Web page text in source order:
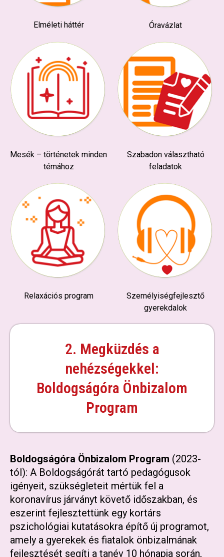
Elméleti háttér Óravázlat
Mesék – történetek minden
témához
Szabadon választható
feladatok
Relaxációs program
Személyiségfejlesztő
gyerekdalok
2. Megküzdés a
nehézségekkel:
Boldogságóra Önbizalom
Program
Boldogságóra Önbizalom Program (2023-
tól): A Boldogságórát tartó pedagógusok
igényeit, szükségleteit mértük fel a
koronavírus járványt követő időszakban, és
eszerint fejlesztettünk egy kortárs
pszichológiai kutatásokra építő új programot,
amely a gyerekek és fiatalok önbizalmának
fejlesztését segíti a tanév 10 hónapja során,